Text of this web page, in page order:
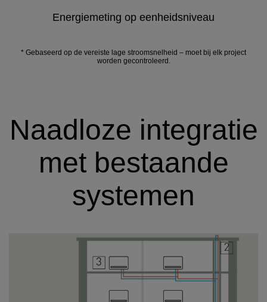
Energiemeting op eenheidsniveau
* Gebaseerd op de vereiste lage stroomsnelheid – moet bij elk project
worden gecontroleerd.
Naadloze integratie
met bestaande
systemen